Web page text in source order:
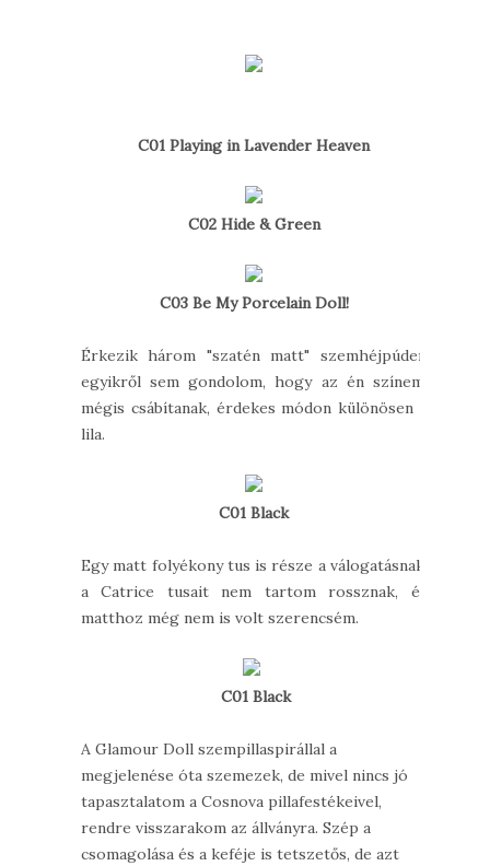
C01 Playing in Lavender Heaven
C02 Hide & Green
C03 Be My Porcelain Doll!
Érkezik három "szatén matt" szemhéjpúder,
egyikről sem gondolom, hogy az én színem,
mégis csábítanak, érdekes módon különösen a
lila.
C01 Black
Egy matt folyékony tus is része a válogatásnak,
a Catrice tusait nem tartom rossznak, és
matthoz még nem is volt szerencsém.
C01 Black
A Glamour Doll szempillaspirállal a
megjelenése óta szemezek, de mivel nincs jó
tapasztalatom a Cosnova pillafestékeivel,
rendre visszarakom az állványra. Szép a
csomagolása és a keféje is tetszetős, de azt